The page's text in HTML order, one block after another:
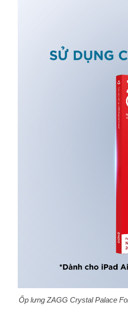
Ốp lưng ZAGG Crystal Palace